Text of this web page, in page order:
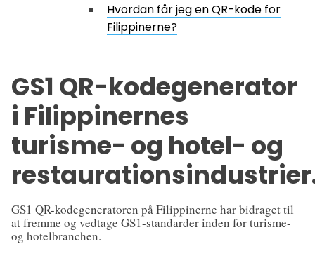
Hvordan får jeg en QR-kode for
Filippinerne?
GS1 QR-kodegenerator
i Filippinernes
turisme- og hotel- og
GS1 QR-kodegeneratoren på Filippinerne har bidraget til
at fremme og vedtage GS1-standarder inden for turisme-
og hotelbranchen.